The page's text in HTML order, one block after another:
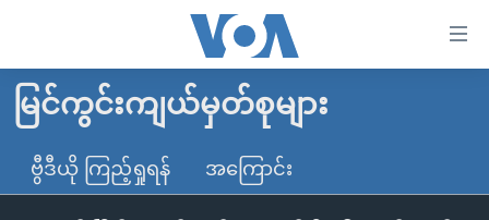
လွယ်ကူ
စေ
သည့်
မူလစာမျက်နှာ
မြန်မာ
ကမ္ဘာ့သတင်းများ
မြင်ကွင်းကျယ်မှတ်စုများ
ဗွီဒီယို ကြည့်ရှုရန် အကြောင်း